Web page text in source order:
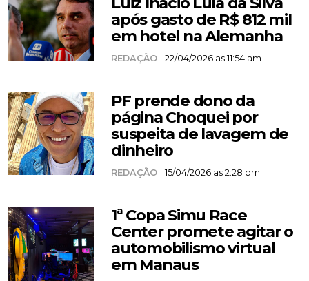
após gasto de R$ 812 mil
em hotel na Alemanha
REDAÇÃO 22/04/2026 as 11:54 am
PF prende dono da
página Choquei por
suspeita de lavagem de
dinheiro
REDAÇÃO 15/04/2026 as 2:28 pm
1ª Copa Simu Race
Center promete agitar o
automobilismo virtual
em Manaus